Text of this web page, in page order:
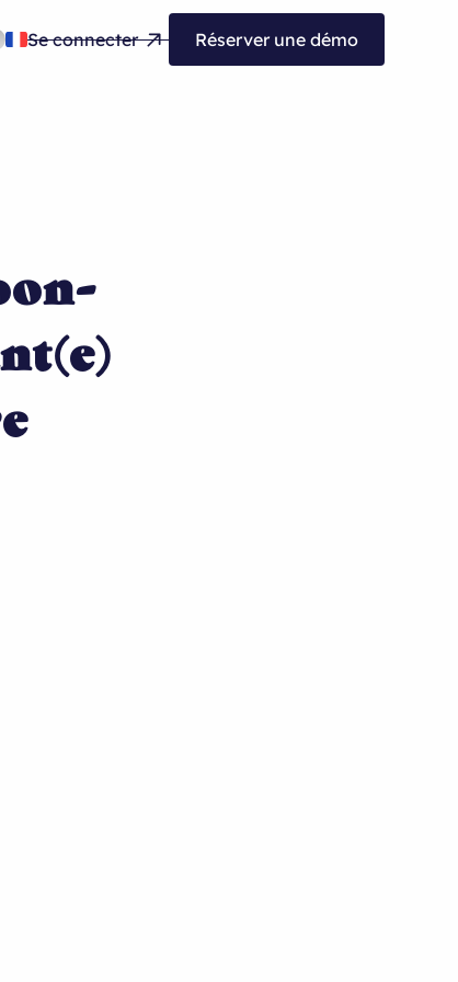
Se connecter Réserver une démo